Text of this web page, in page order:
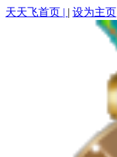
天天飞首页 | | 设为主页